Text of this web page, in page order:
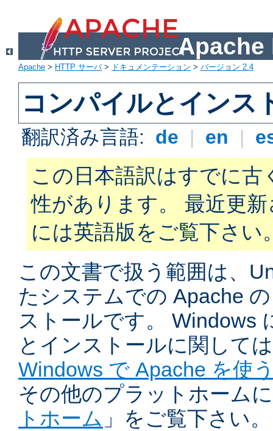
Apache
Apache > HTTP サーバ> ドキュメンテーション > バージョン 2.4
コンパイルとインス
翻訳済み言語: de | en |
この日本語訳はすでに古
性があります。 最近更
には英語版をご覧下さい
この文書で扱う範囲は、
たシステムでの Apache
ストールです。 Windows
とインストールに関して
Windows で Apache を使
その他のプラットホーム
トホーム 」をご覧下さい。